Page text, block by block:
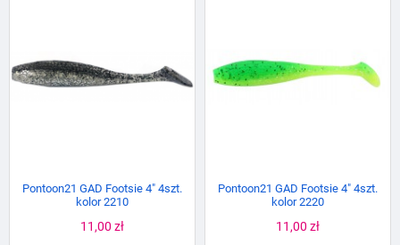
Pontoon21 GAD Footsie 4" 4szt.
kolor 2210
Cena
11,00 zł
Pontoon21 GAD Footsie 4" 4szt.
kolor 2220
Cena
11,00 zł